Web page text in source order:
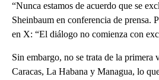
“Nunca estamos de acuerdo que se
Sheinbaum en conferencia de prensa.
en X: “El diálogo no comienza con
Sin embargo, no se trata de la primera
Caracas, La Habana y Managua, lo